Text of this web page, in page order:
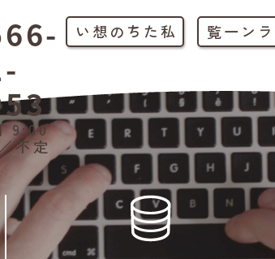
9:00
不定
私たちの想い